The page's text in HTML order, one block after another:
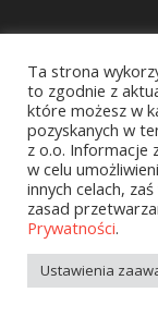
JESTEŚMY CZŁONKIEM
Copyright © 2020
Ta strona
to zgodnie z
które możesz w
pozyskanych w
z o.o. Informacje
w celu
innych celach,
zasad
Prywatności.
Ustawienia